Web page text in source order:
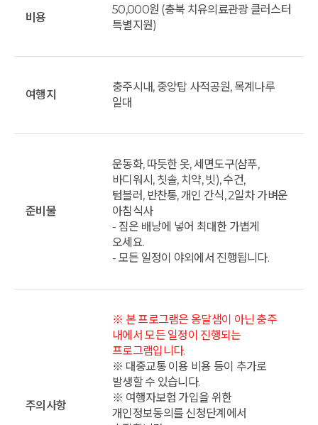
비용
50,000원 (충북 치유의료관광 클러스터
특별지원)
여행지
충주시내, 중앙탑 사적공원, 목계나루
일대
준비물
운동화, 따듯한 옷, 세면도구(샴푸,
바디워시, 칫솔, 치약, 빗), 수건,
텀블러, 반찬통, 개인 간식, 2일차 가벼운
아침식사
- 짐은 배낭에 넣어 최대한 가볍게
오세요.
- 모든 일정이 야외에서 진행됩니다.
주의사항
※ 본 프로그램은 옹달샘이 아닌 충주
내에서 모든 일정이 진행되는
프로그램입니다.
※ 대중교통 이용 비용 등이 추가로
발생할 수 있습니다.
※ 여행자보험 가입을 위한
개인정보동의를 신청단계에서